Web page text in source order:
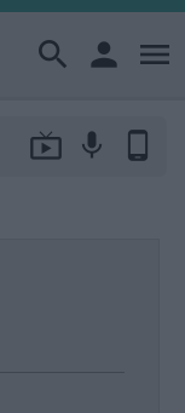
search person menu
live_tv mic phone_android